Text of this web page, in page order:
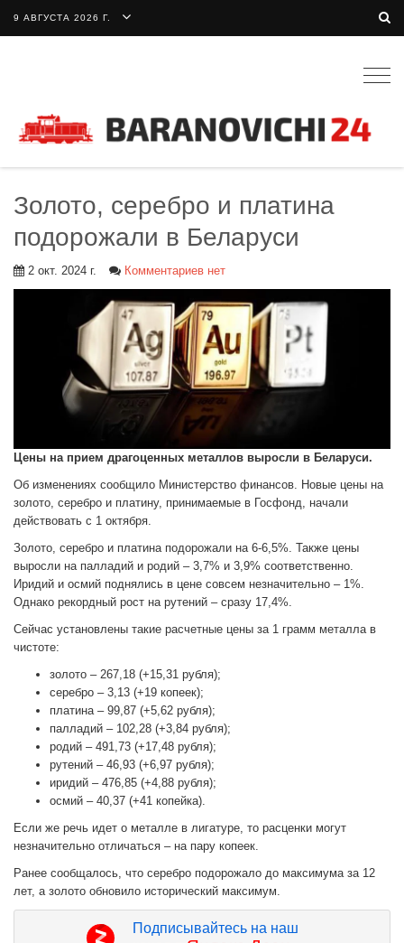
9 АВГУСТА 2026 Г.
Золото, серебро и платина
подорожали в Беларуси
2 окт. 2024 г. Комментариев нет
Цены на прием драгоценных металлов выросли в Беларуси.
Об изменениях сообщило Министерство финансов. Новые цены на
золото, серебро и платину, принимаемые в Госфонд, начали
действовать с 1 октября.
Золото, серебро и платина подорожали на 6-6,5%. Также цены
выросли на палладий и родий – 3,7% и 3,9% соответственно.
Иридий и осмий поднялись в цене совсем незначительно – 1%.
Однако рекордный рост на рутений – сразу 17,4%.
Сейчас установлены такие расчетные цены за 1 грамм металла в
чистоте:
золото – 267,18 (+15,31 рубля);
серебро – 3,13 (+19 копеек);
платина – 99,87 (+5,62 рубля);
палладий – 102,28 (+3,84 рубля);
родий – 491,73 (+17,48 рубля);
рутений – 46,93 (+6,97 рубля);
иридий – 476,85 (+4,88 рубля);
осмий – 40,37 (+41 копейка).
Если же речь идет о металле в лигатуре, то расценки могут
незначительно отличаться – на пару копеек.
Ранее сообщалось, что серебро подорожало до максимума за 12
лет, а золото обновило исторический максимум.
Подписывайтесь на наш